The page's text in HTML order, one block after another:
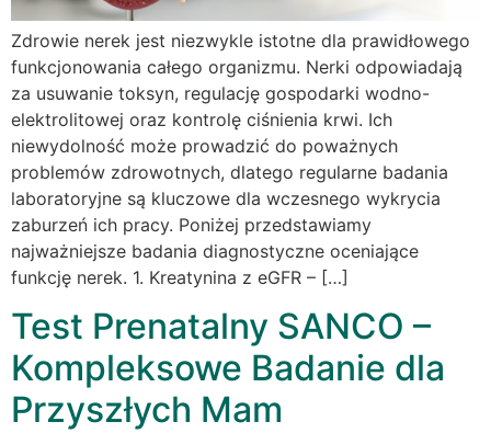
Zdrowie nerek jest niezwykle istotne dla prawidłowego
funkcjonowania całego organizmu. Nerki odpowiadają
za usuwanie toksyn, regulację gospodarki wodno-
elektrolitowej oraz kontrolę ciśnienia krwi. Ich
niewydolność może prowadzić do poważnych
problemów zdrowotnych, dlatego regularne badania
laboratoryjne są kluczowe dla wczesnego wykrycia
zaburzeń ich pracy. Poniżej przedstawiamy
najważniejsze badania diagnostyczne oceniające
funkcję nerek. 1. Kreatynina z eGFR – […]
Test Prenatalny SANCO –
Kompleksowe Badanie dla
Przyszłych Mam